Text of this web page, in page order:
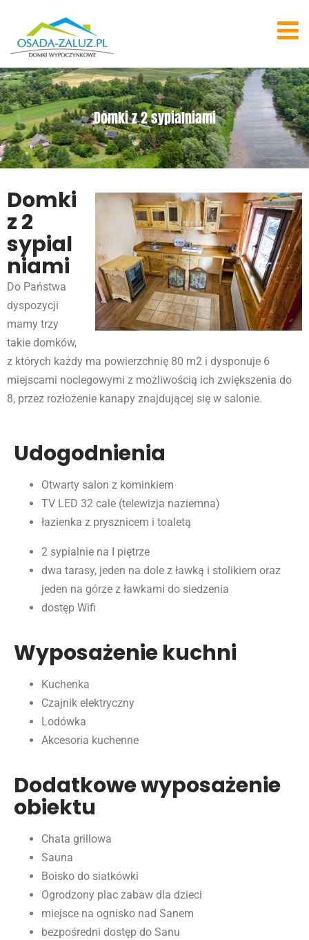
Domki z 2 sypialniami
Domki
z 2
sypial
niami
Do Państwa
dyspozycji
mamy trzy
takie domków,
z których każdy ma powierzchnię 80 m2 i dysponuje 6
miejscami noclegowymi z możliwością ich zwiększenia do
8, przez rozłożenie kanapy znajdującej się w salonie.
Udogodnienia
Otwarty salon z kominkiem
TV LED 32 cale (telewizja naziemna)
łazienka z prysznicem i toaletą
2 sypialnie na I piętrze
dwa tarasy, jeden na dole z ławką i stolikiem oraz
jeden na górze z ławkami do siedzenia
dostęp Wifi
Wyposażenie kuchni
Kuchenka
Czajnik elektryczny
Lodówka
Akcesoria kuchenne
Dodatkowe wyposażenie
obiektu
Chata grillowa
Sauna
Boisko do siatkówki
Ogrodzony plac zabaw dla dzieci
miejsce na ognisko nad Sanem
bezpośredni dostęp do Sanu